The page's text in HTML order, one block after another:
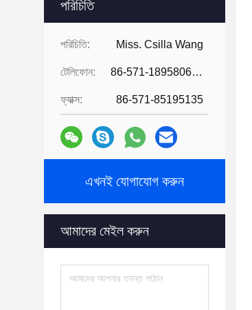
পরিচিতি
পরিচিতি: Miss. Csilla Wang
টেলিফোন: 86-571-18958064130
ফ্যাক্স: 86-571-85195135
এখনই যোগাযোগ করুন
আমাদের মেইল ​​করুন